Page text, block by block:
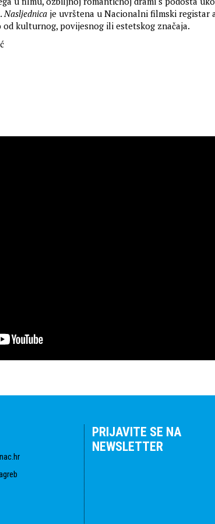
Nasljednica je uvrštena u Nacionalni filmski registar
od kulturnog, povijesnog ili estetskog značaja.
PRIJAVITE SE NA
NEWSLETTER